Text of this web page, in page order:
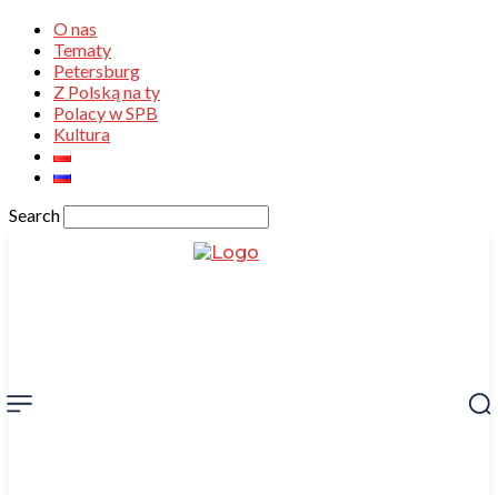
O nas
Tematy
Petersburg
Z Polską na ty
Polacy w SPB
Kultura
Search